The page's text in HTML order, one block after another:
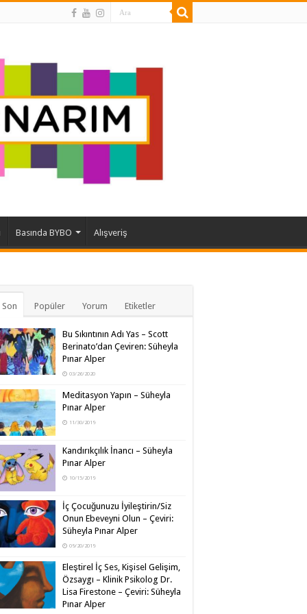
Basında BYBO Alışveriş
Son Popüler Yorum Etiketler
Bu Sıkıntının Adı Yas – Scott
Berinato’dan Çeviren: Süheyla
Pınar Alper
03/26/2020
Meditasyon Yapın – Süheyla
Pınar Alper
11/30/2019
Kandırıkçılık İnancı – Süheyla
Pınar Alper
10/15/2019
İç Çocuğunuzu İyileştirin/Siz
Onun Ebeveyni Olun – Çeviri:
Süheyla Pınar Alper
09/20/2019
Eleştirel İç Ses, Kişisel Gelişim,
Özsaygı – Klinik Psikolog Dr.
Lisa Firestone – Çeviri: Süheyla
Pınar Alper